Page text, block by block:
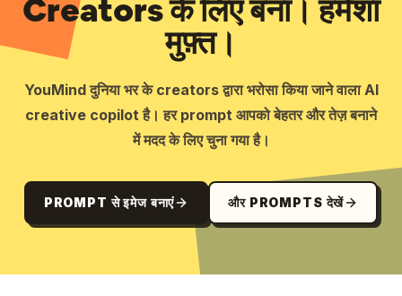
Creators के लिए बना। हमेशा
मुफ़्त।
YouMind दुनिया भर के creators द्वारा भरोसा किया जाने वाला AI
creative copilot है। हर prompt आपको बेहतर और तेज़ बनाने
में मदद के लिए चुना गया है।
PROMPT से इमेज बनाएं और PROMPTS देखें